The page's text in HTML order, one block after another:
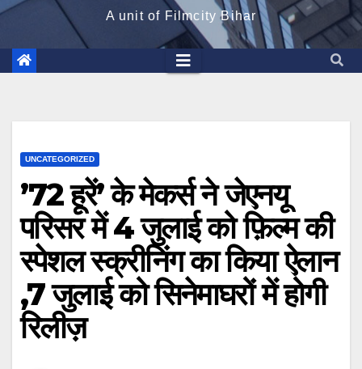
A unit of Filmcity Bihar
UNCATEGORIZED
’72 हूरें’ के मेकर्स ने जेएनयू
परिसर में 4 जुलाई को फ़िल्म की
स्पेशल स्क्रीनिंग का किया ऐलान
,7 जुलाई को सिनेमाघरों में होगी
रिलीज़